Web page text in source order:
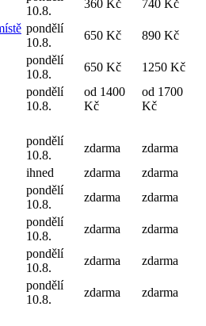
10.8.
360 Kč
740 Kč
pondělí
10.8.
650 Kč 890 Kč
pondělí
10.8.
650 Kč 1250 Kč
pondělí
10.8.
od 1400
Kč
od 1700
Kč
pondělí
10.8.
zdarma
zdarma
ihned zdarma
zdarma
pondělí
10.8.
zdarma zdarma
pondělí
10.8.
zdarma zdarma
pondělí
10.8.
zdarma zdarma
pondělí
10.8.
zdarma
zdarma